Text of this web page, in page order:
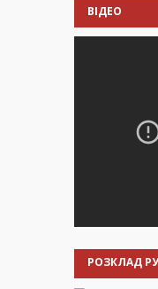
ВІДЕО
РОЗКЛАД